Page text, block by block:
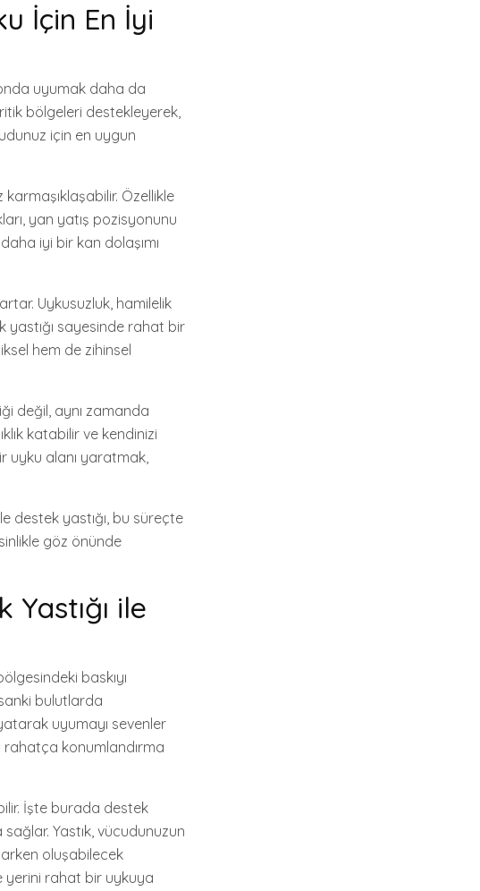
İçin En İyi
uyumak daha da
bölgeleri destekleyerek,
için en uygun
karmaşıklaşabilir. Özellikle
yan yatış pozisyonunu
iyi bir kan dolaşımı
Uykusuzluk, hamilelik
yastığı sayesinde rahat bir
hem de zihinsel
değil, aynı zamanda
katabilir ve kendinizi
uyku alanı yaratmak,
destek yastığı, bu süreçte
göz önünde
Yastığı ile
baskıyı
bulutlarda
uyumayı sevenler
rahatça konumlandırma
İşte burada destek
Yastık, vücudunuzun
oluşabilecek
yerini rahat bir uykuya